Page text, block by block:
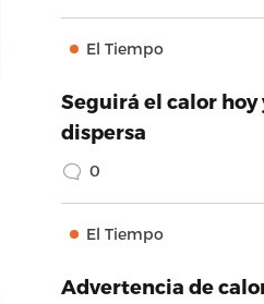
El Tiempo
Seguirá el calor hoy
dispersa
0
El Tiempo
Advertencia de